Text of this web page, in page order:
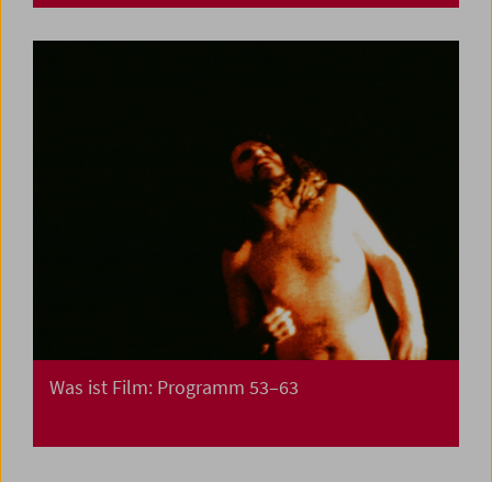
Was ist Film: Programm 53–63